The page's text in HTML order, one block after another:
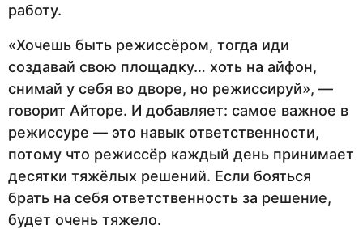
работу.
«Хочешь быть режиссёром, тогда иди
создавай свою площадку… хоть на айфон,
снимай у себя во дворе, но режиссируй», —
говорит Айторе. И добавляет: самое важное в
режиссуре — это навык ответственности,
потому что режиссёр каждый день принимает
десятки тяжёлых решений. Если бояться
брать на себя ответственность за решение,
будет очень тяжело.